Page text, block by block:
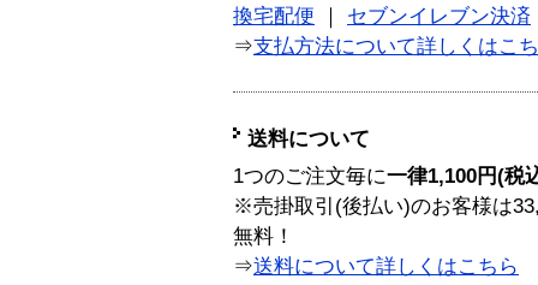
換宅配便
セブンイレブン決済
⇒支払方法について詳しくはこ
送料について
1つのご注文毎に一律1,100円(税
※売掛取引(後払い)のお客様は
無料！
⇒送料について詳しくはこちら